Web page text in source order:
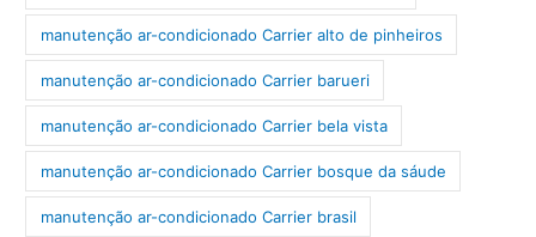
manutenção ar-condicionado Carrier alto de pinheiros
manutenção ar-condicionado Carrier barueri
manutenção ar-condicionado Carrier bela vista
manutenção ar-condicionado Carrier bosque da sáude
manutenção ar-condicionado Carrier brasil